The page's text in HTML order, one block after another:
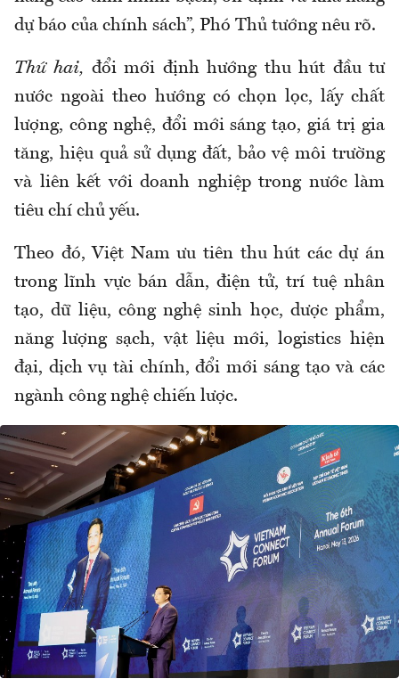
dự báo của chính sách”, Phó Thủ tướng nêu rõ.
Thứ hai, đổi mới định hướng thu hút đầu tư
nước ngoài theo hướng có chọn lọc, lấy chất
lượng, công nghệ, đổi mới sáng tạo, giá trị gia
tăng, hiệu quả sử dụng đất, bảo vệ môi trường
và liên kết với doanh nghiệp trong nước làm
tiêu chí chủ yếu.
Theo đó, Việt Nam ưu tiên thu hút các dự án
trong lĩnh vực bán dẫn, điện tử, trí tuệ nhân
tạo, dữ liệu, công nghệ sinh học, dược phẩm,
năng lượng sạch, vật liệu mới, logistics hiện
đại, dịch vụ tài chính, đổi mới sáng tạo và các
ngành công nghệ chiến lược.